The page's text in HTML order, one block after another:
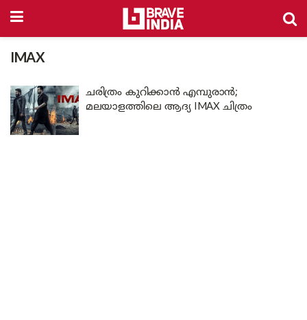
IMAX
ചരിത്രം കുറിക്കാൻ എമ്പുരാൻ;
മലയാളത്തിലെ ആദ്യ IMAX ചിത്രം